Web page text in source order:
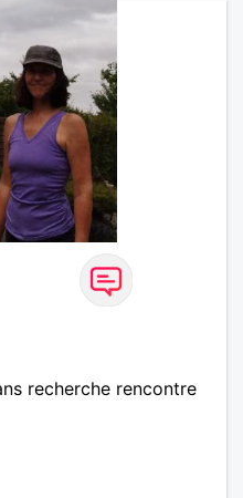
recherche rencontre